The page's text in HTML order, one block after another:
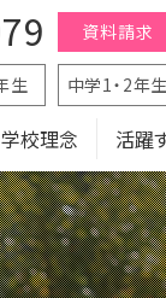
学校理念 活躍
資料請求
生 中学1・2年生